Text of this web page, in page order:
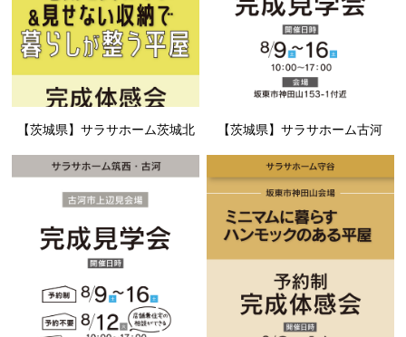
【茨城県】サラサホーム茨城北 【茨城県】サラサホーム古河